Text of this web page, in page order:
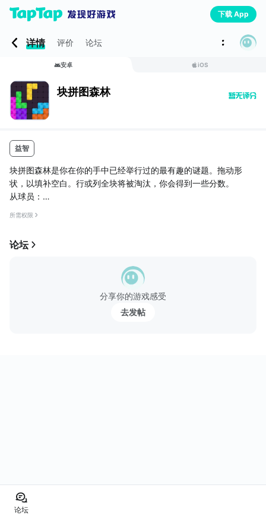
下载 App
详情 评价 论坛
安卓 iOS
块拼图森林
益智
块拼图森林是你在你的手中已经举行过的最有趣的谜题。拖动形
状，以填补空白。行或列全块将被淘汰，你会得到一些分数。
从球员：
所需权限
论坛
分享你的游戏感受
去发帖
论坛